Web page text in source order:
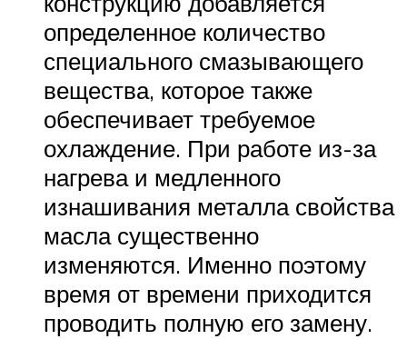
определенное количество
специального смазывающего
вещества, которое также
обеспечивает требуемое
охлаждение. При работе из-за
нагрева и медленного
изнашивания металла свойства
масла существенно
изменяются. Именно поэтому
время от времени приходится
проводить полную его замену.